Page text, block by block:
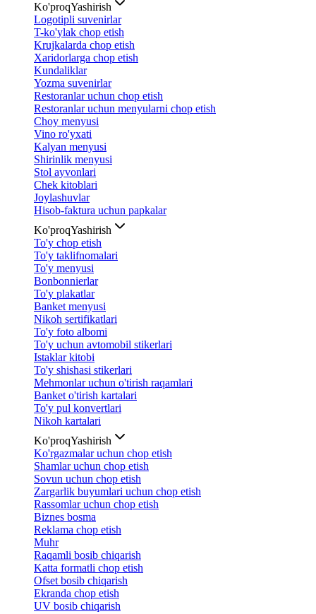
Ko'proqYashirish
Logotipli suvenirlar
T-ko'ylak chop etish
Krujkalarda chop etish
Xaridorlarga chop etish
Kundaliklar
Yozma suvenirlar
Restoranlar uchun chop etish
Restoranlar uchun menyularni chop etish
Choy menyusi
Vino ro'yxati
Kalyan menyusi
Shirinlik menyusi
Stol ayvonlari
Chek kitoblari
Joylashuvlar
Hisob-faktura uchun papkalar
Ko'proqYashirish
To'y chop etish
To'y taklifnomalari
To'y menyusi
Bonbonnierlar
To'y plakatlar
Banket menyusi
Nikoh sertifikatlari
To'y foto albomi
To'y uchun avtomobil stikerlari
Istaklar kitobi
To'y shishasi stikerlari
Mehmonlar uchun o'tirish raqamlari
Banket o'tirish kartalari
To'y pul konvertlari
Nikoh kartalari
Ko'proqYashirish
Ko'rgazmalar uchun chop etish
Shamlar uchun chop etish
Sovun uchun chop etish
Zargarlik buyumlari uchun chop etish
Rassomlar uchun chop etish
Biznes bosma
Reklama chop etish
Muhr
Raqamli bosib chiqarish
Katta formatli chop etish
Ofset bosib chiqarish
Ekranda chop etish
UV bosib chiqarish